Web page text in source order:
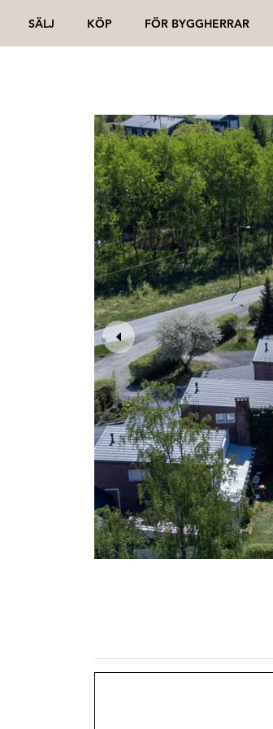
SÄLJ KÖP FÖR BYGGHERRAR